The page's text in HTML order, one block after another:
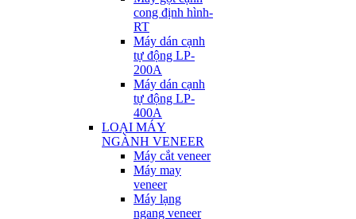
cong định hình-
RT
Máy dán cạnh
tự động LP-
200A
Máy dán cạnh
tự động LP-
400A
LOẠI MÁY
NGÀNH VENEER
Máy cắt veneer
Máy may
veneer
Máy lạng
ngang veneer